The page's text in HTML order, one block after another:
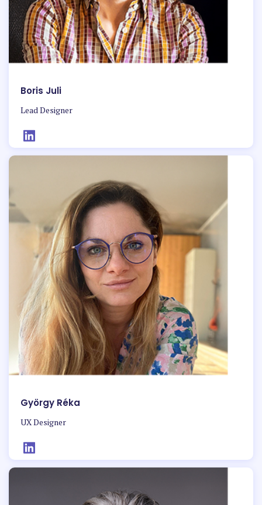
Boris Juli
Lead Designer
György Réka
UX Designer